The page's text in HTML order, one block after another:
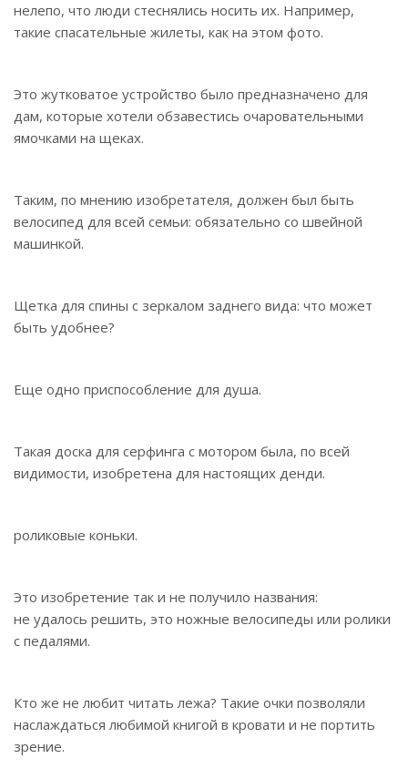
нелепо, что люди стеснялись носить их. Например,
такие спасательные жилеты, как на этом фото.
Это жутковатое устройство было предназначено для
дам, которые хотели обзавестись очаровательными
ямочками на щеках.
Таким, по мнению изобретателя, должен был быть
велосипед для всей семьи: обязательно со швейной
машинкой.
Щетка для спины с зеркалом заднего вида: что может
быть удобнее?
Еще одно приспособление для душа.
Такая доска для серфинга с мотором была, по всей
видимости, изобретена для настоящих денди.
роликовые коньки.
Это изобретение так и не получило названия:
не удалось решить, это ножные велосипеды или ролики
с педалями.
Кто же не любит читать лежа? Такие очки позволяли
наслаждаться любимой книгой в кровати и не портить
зрение.